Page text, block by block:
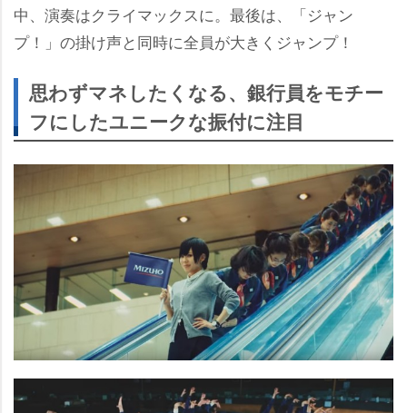
中、演奏はクライマックスに。最後は、「ジャン
プ！」の掛け声と同時に全員が大きくジャンプ！
思わずマネしたくなる、銀行員をモチー
フにしたユニークな振付に注目